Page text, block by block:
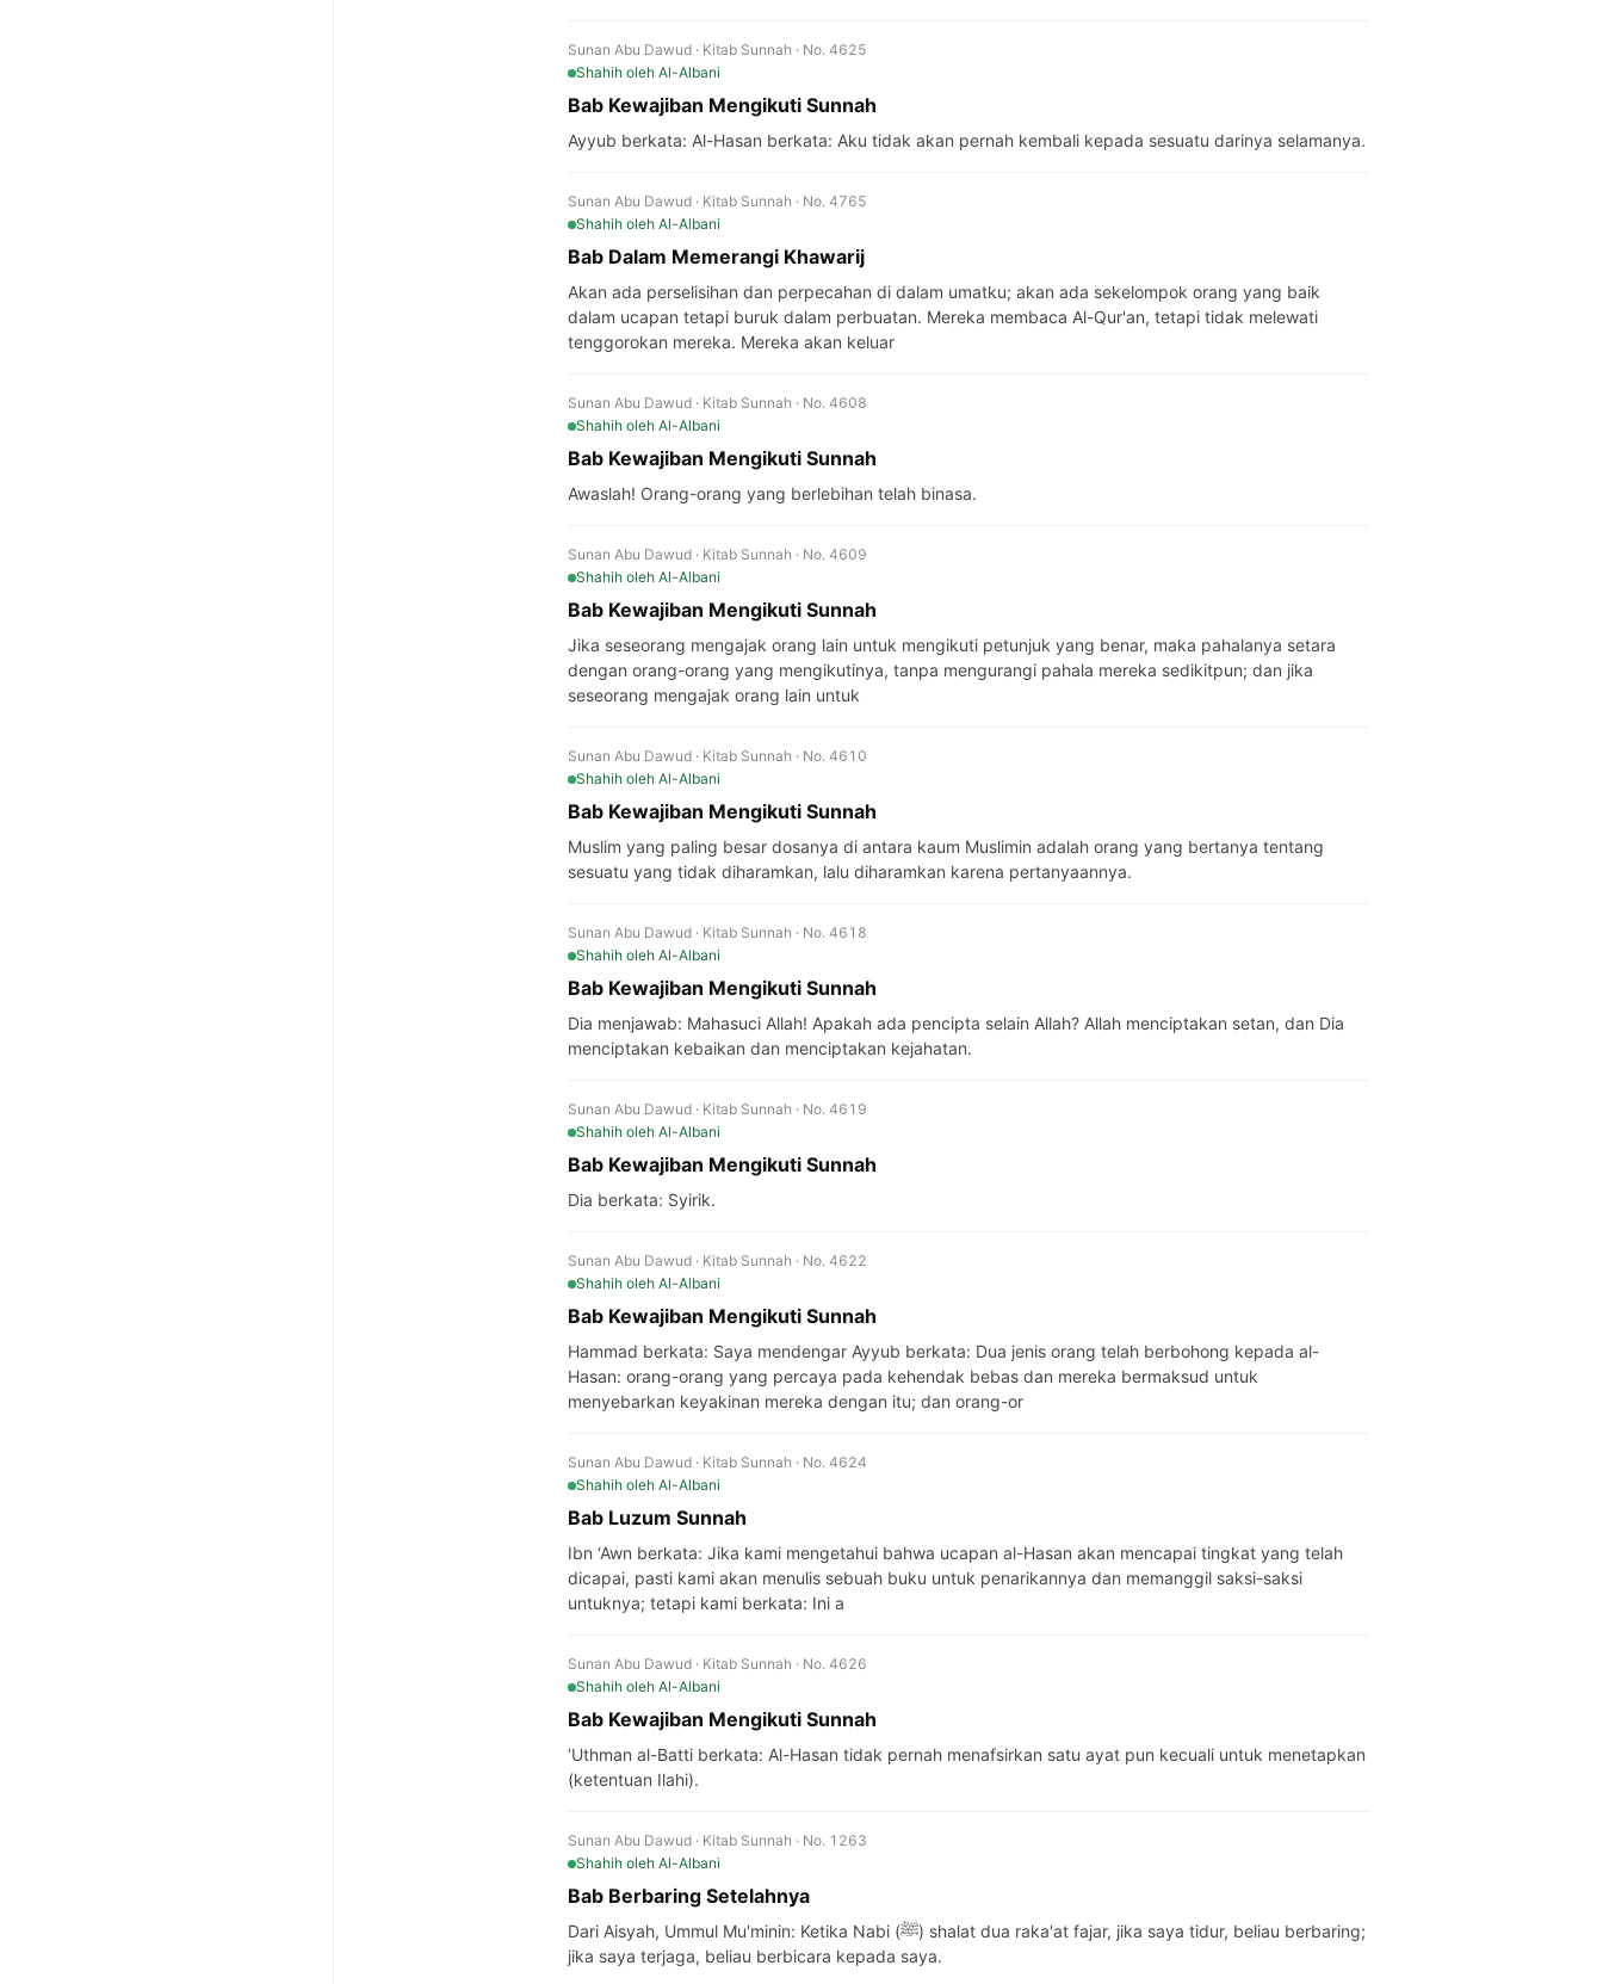
Sunan Abu Dawud · Kitab Sunnah · No. 4625
Shahih oleh Al-Albani
Bab Kewajiban Mengikuti Sunnah
Ayyub berkata: Al-Hasan berkata: Aku tidak akan pernah kembali kepada sesuatu darinya selamanya.
Sunan Abu Dawud · Kitab Sunnah · No. 4765
Shahih oleh Al-Albani
Bab Dalam Memerangi Khawarij
Akan ada perselisihan dan perpecahan di dalam umatku; akan ada sekelompok orang yang baik
dalam ucapan tetapi buruk dalam perbuatan. Mereka membaca Al-Qur'an, tetapi tidak melewati
tenggorokan mereka. Mereka akan keluar
Sunan Abu Dawud · Kitab Sunnah · No. 4608
Shahih oleh Al-Albani
Bab Kewajiban Mengikuti Sunnah
Awaslah! Orang-orang yang berlebihan telah binasa.
Sunan Abu Dawud · Kitab Sunnah · No. 4609
Shahih oleh Al-Albani
Bab Kewajiban Mengikuti Sunnah
Jika seseorang mengajak orang lain untuk mengikuti petunjuk yang benar, maka pahalanya setara
dengan orang-orang yang mengikutinya, tanpa mengurangi pahala mereka sedikitpun; dan jika
seseorang mengajak orang lain untuk
Sunan Abu Dawud · Kitab Sunnah · No. 4610
Shahih oleh Al-Albani
Bab Kewajiban Mengikuti Sunnah
Muslim yang paling besar dosanya di antara kaum Muslimin adalah orang yang bertanya tentang
sesuatu yang tidak diharamkan, lalu diharamkan karena pertanyaannya.
Sunan Abu Dawud · Kitab Sunnah · No. 4618
Shahih oleh Al-Albani
Bab Kewajiban Mengikuti Sunnah
Dia menjawab: Mahasuci Allah! Apakah ada pencipta selain Allah? Allah menciptakan setan, dan Dia
menciptakan kebaikan dan menciptakan kejahatan.
Sunan Abu Dawud · Kitab Sunnah · No. 4619
Shahih oleh Al-Albani
Bab Kewajiban Mengikuti Sunnah
Dia berkata: Syirik.
Sunan Abu Dawud · Kitab Sunnah · No. 4622
Shahih oleh Al-Albani
Bab Kewajiban Mengikuti Sunnah
Hammad berkata: Saya mendengar Ayyub berkata: Dua jenis orang telah berbohong kepada al-
Hasan: orang-orang yang percaya pada kehendak bebas dan mereka bermaksud untuk
menyebarkan keyakinan mereka dengan itu; dan orang-or
Sunan Abu Dawud · Kitab Sunnah · No. 4624
Shahih oleh Al-Albani
Bab Luzum Sunnah
Ibn ‘Awn berkata: Jika kami mengetahui bahwa ucapan al-Hasan akan mencapai tingkat yang telah
dicapai, pasti kami akan menulis sebuah buku untuk penarikannya dan memanggil saksi-saksi
untuknya; tetapi kami berkata: Ini a
Sunan Abu Dawud · Kitab Sunnah · No. 4626
Shahih oleh Al-Albani
Bab Kewajiban Mengikuti Sunnah
‘Uthman al-Batti berkata: Al-Hasan tidak pernah menafsirkan satu ayat pun kecuali untuk menetapkan
(ketentuan Ilahi).
Sunan Abu Dawud · Kitab Sunnah · No. 1263
Shahih oleh Al-Albani
Bab Berbaring Setelahnya
Dari Aisyah, Ummul Mu'minin: Ketika Nabi (ﷺ) shalat dua raka'at fajar, jika saya tidur, beliau berbaring;
jika saya terjaga, beliau berbicara kepada saya.